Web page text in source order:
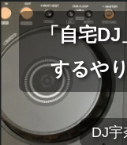
「自宅DJ
するや
DJ宇